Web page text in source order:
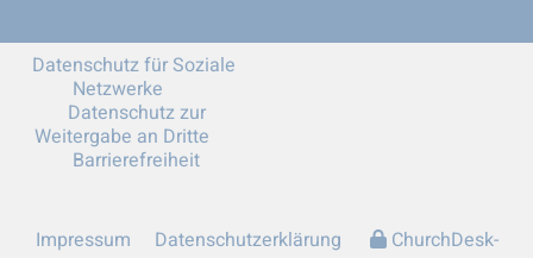
Datenschutz für Soziale
Netzwerke
Datenschutz zur
Weitergabe an Dritte
Barrierefreiheit
Impressum Datenschutzerklärung ChurchDesk-